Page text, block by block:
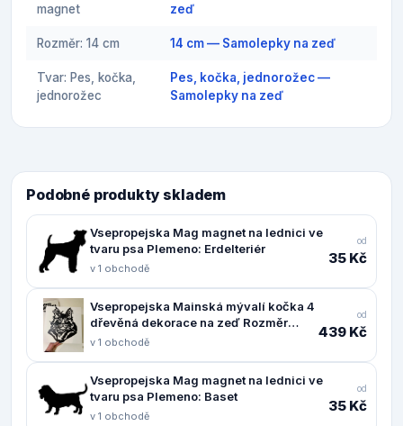
magnet
zeď
Rozměr: 14 cm 14 cm — Samolepky na zeď
Tvar: Pes, kočka,
jednorožec
Pes, kočka, jednorožec —
Samolepky na zeď
Podobné produkty skladem
Vsepropejska Mag magnet na lednici ve
tvaru psa Plemeno: Erdelteriér
v 1 obchodě
od
35 Kč
Vsepropejska Mainská mývalí kočka 4
dřevěná dekorace na zeď Rozměr
(cm): 38 x 30
v 1 obchodě
od
439 Kč
Vsepropejska Mag magnet na lednici ve
tvaru psa Plemeno: Baset
v 1 obchodě
od
35 Kč